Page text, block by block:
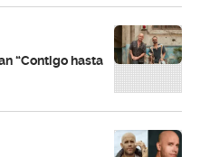
“Contigo hasta